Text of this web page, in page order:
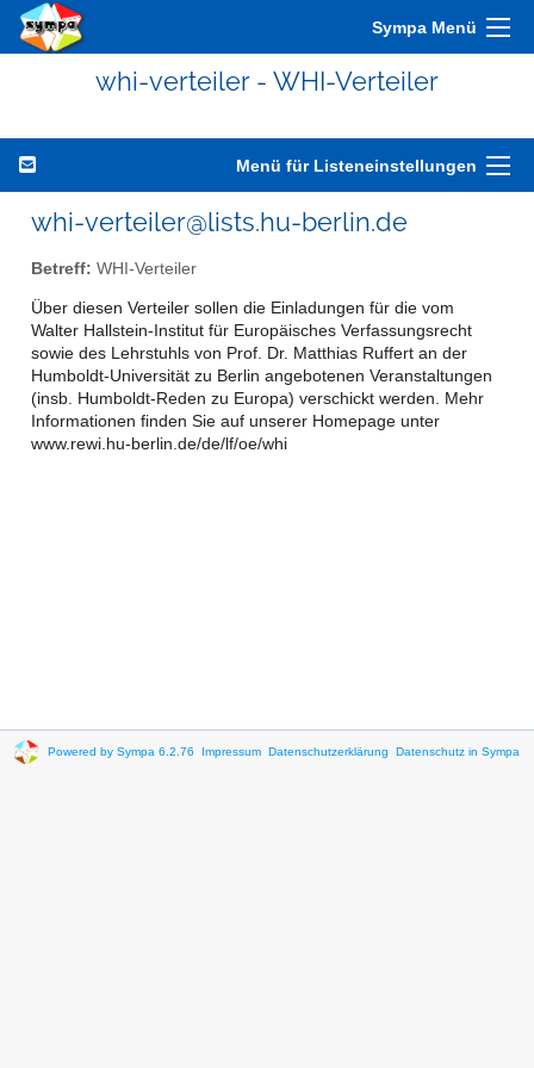
Sympa Menü
whi-verteiler - WHI-Verteiler
Menü für Listeneinstellungen
whi-verteiler@lists.hu-berlin.de
Betreff: WHI-Verteiler
Über diesen Verteiler sollen die Einladungen für die vom
Walter Hallstein-Institut für Europäisches Verfassungsrecht
sowie des Lehrstuhls von Prof. Dr. Matthias Ruffert an der
Humboldt-Universität zu Berlin angebotenen Veranstaltungen
(insb. Humboldt-Reden zu Europa) verschickt werden. Mehr
Informationen finden Sie auf unserer Homepage unter
www.rewi.hu-berlin.de/de/lf/oe/whi
Powered by Sympa 6.2.76 Impressum Datenschutzerklärung Datenschutz in Sympa